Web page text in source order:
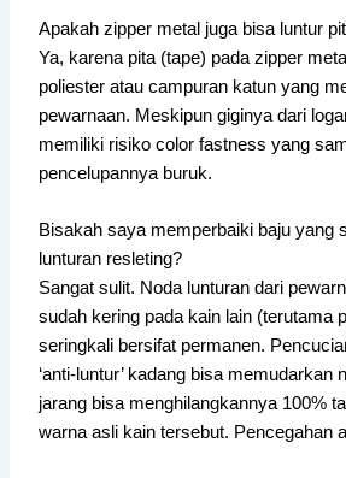
Apakah zipper metal juga bisa luntur
Ya, karena pita (tape) pada zipper
poliester atau campuran katun yang
pewarnaan. Meskipun giginya dari
memiliki risiko color fastness yang
pencelupannya buruk.
Bisakah saya memperbaiki baju yang
lunturan resleting?
Sangat sulit. Noda lunturan dari
sudah kering pada kain lain (terutama
seringkali bersifat permanen.
‘anti-luntur’ kadang bisa memudarkan
jarang bisa menghilangkannya 100%
warna asli kain tersebut. Pencegahan